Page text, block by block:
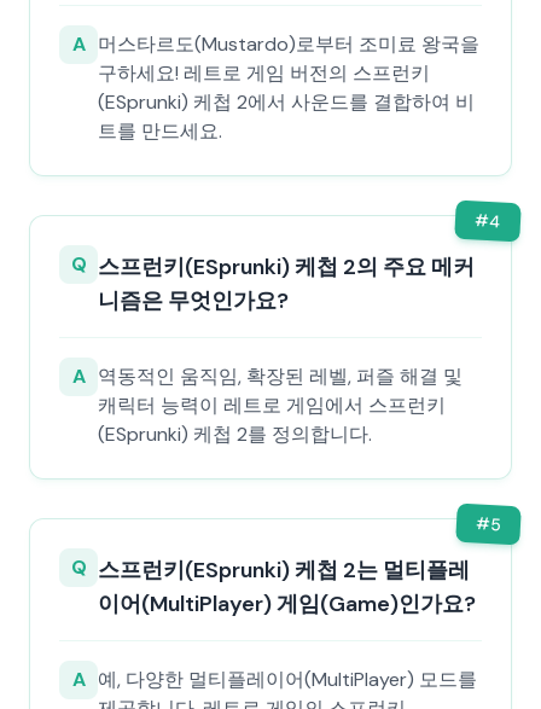
A 머스타르도(Mustardo)로부터 조미료 왕국을
구하세요! 레트로 게임 버전의 스프런키
(ESprunki) 케첩 2에서 사운드를 결합하여 비
트를 만드세요.
#4
Q 스프런키(ESprunki) 케첩 2의 주요 메커
니즘은 무엇인가요?
A 역동적인 움직임, 확장된 레벨, 퍼즐 해결 및
캐릭터 능력이 레트로 게임에서 스프런키
(ESprunki) 케첩 2를 정의합니다.
#5
Q 스프런키(ESprunki) 케첩 2는 멀티플레
이어(MultiPlayer) 게임(Game)인가요?
A 예, 다양한 멀티플레이어(MultiPlayer) 모드를